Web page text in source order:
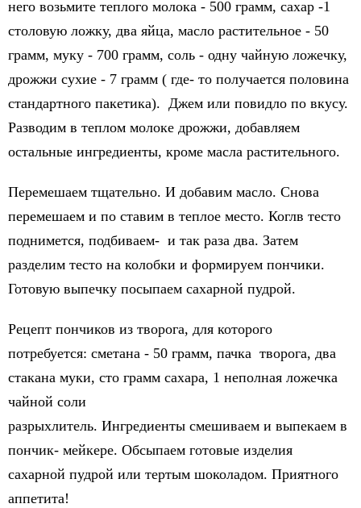
него возьмите теплого молока - 500 грамм, сахар -1
столовую ложку, два яйца, масло растительное - 50
грамм, муку - 700 грамм, соль - одну чайную ложечку,
дрожжи сухие - 7 грамм ( где- то получается половина
стандартного пакетика). Джем или повидло по вкусу.
Разводим в теплом молоке дрожжи, добавляем
остальные ингредиенты, кроме масла растительного.
Перемешаем тщательно. И добавим масло. Снова
перемешаем и по ставим в теплое место. Коглв тесто
поднимется, подбиваем- и так раза два. Затем
разделим тесто на колобки и формируем пончики.
Готовую выпечку посыпаем сахарной пудрой.
Рецепт пончиков из творога, для которого
потребуется: сметана - 50 грамм, пачка творога, два
стакана муки, сто грамм сахара, 1 неполная ложечка
чайной соли
разрыхлитель. Ингредиенты смешиваем и выпекаем в
пончик- мейкере. Обсыпаем готовые изделия
сахарной пудрой или тертым шоколадом. Приятного
аппетита!